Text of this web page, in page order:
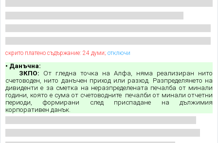
скрито платено съдържание: 24 думи; отключи
• Данъчна:
ЗКПО: От гледна точка на Алфа, няма реализиран нито
счетоводен, нито данъчен приход или разход. Разпределянето на
дивиденти е за сметка на неразпределената печалба от минали
години, която е сума от счетоводните печалби от минали отчетни
периоди, формирани след приспадане на дължимия
корпоративен данък.